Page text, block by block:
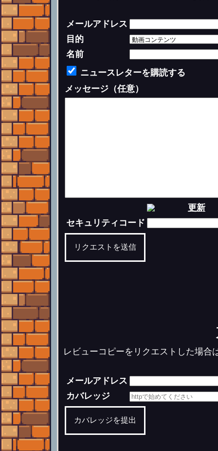
メールアドレス
目的
名前
ニュースレターを購読する
メッセージ（任意）
更新
セキュリティコード
リクエストを送信
レビューコピーをリクエストした場合
メールアドレス
カバレッジ
カバレッジを提出